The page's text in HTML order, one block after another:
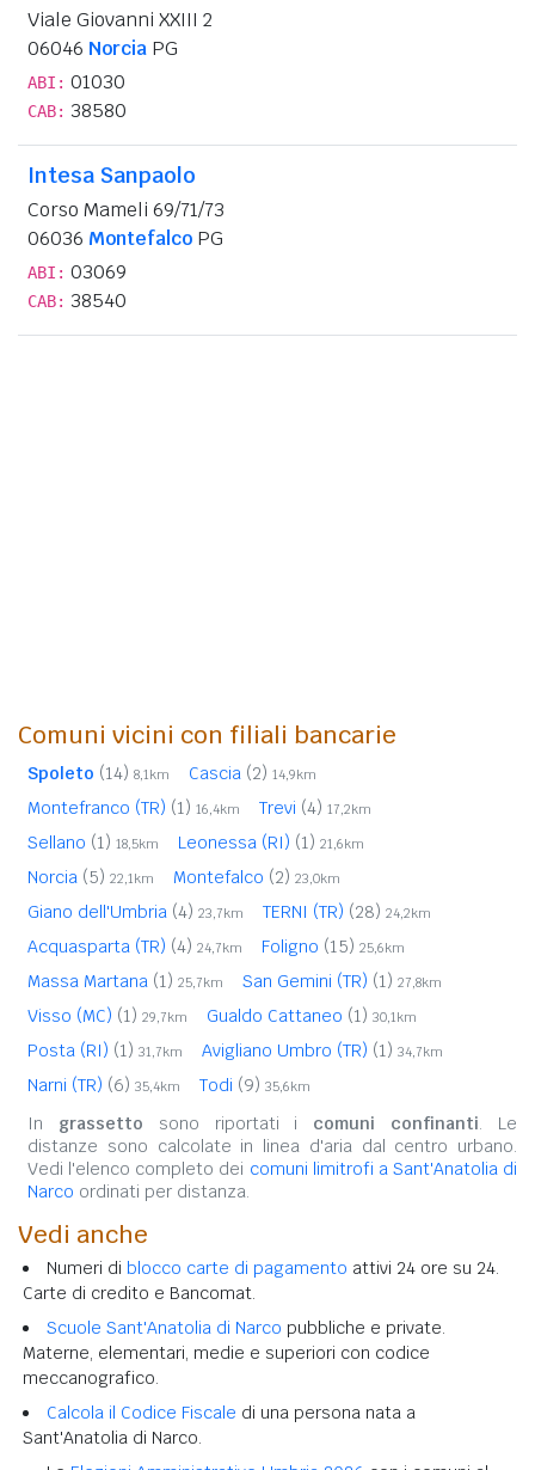
Viale Giovanni XXIII 2
06046 Norcia PG
ABI: 01030
CAB: 38580
Intesa Sanpaolo
Corso Mameli 69/71/73
06036 Montefalco PG
ABI: 03069
CAB: 38540
Comuni vicini con filiali bancarie
Spoleto (14) 8,1km Cascia (2) 14,9km
Montefranco (TR) (1) 16,4km Trevi (4) 17,2km
Sellano (1) 18,5km Leonessa (RI) (1) 21,6km
Norcia (5) 22,1km Montefalco (2) 23,0km
Giano dell'Umbria (4) 23,7km TERNI (TR) (28) 24,2km
Acquasparta (TR) (4) 24,7km Foligno (15) 25,6km
Massa Martana (1) 25,7km San Gemini (TR) (1) 27,8km
Visso (MC) (1) 29,7km Gualdo Cattaneo (1) 30,1km
Posta (RI) (1) 31,7km Avigliano Umbro (TR) (1) 34,7km
Narni (TR) (6) 35,4km Todi (9) 35,6km
In grassetto sono riportati i comuni confinanti. Le
distanze sono calcolate in linea d'aria dal centro urbano.
Vedi l'elenco completo dei comuni limitrofi a Sant'Anatolia di
Narco ordinati per distanza.
Vedi anche
Numeri di blocco carte di pagamento attivi 24 ore su 24.
Carte di credito e Bancomat.
Scuole Sant'Anatolia di Narco pubbliche e private.
Materne, elementari, medie e superiori con codice
meccanografico.
Calcola il Codice Fiscale di una persona nata a
Sant'Anatolia di Narco.